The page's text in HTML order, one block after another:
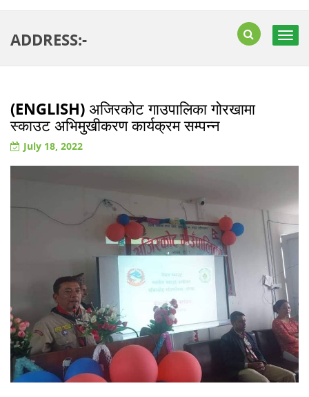
ADDRESS:-
(ENGLISH) अजिरकोट गाउपालिका गोरखामा
स्काउट अभिमुखीकरण कार्यक्रम सम्पन्न
July 18, 2022